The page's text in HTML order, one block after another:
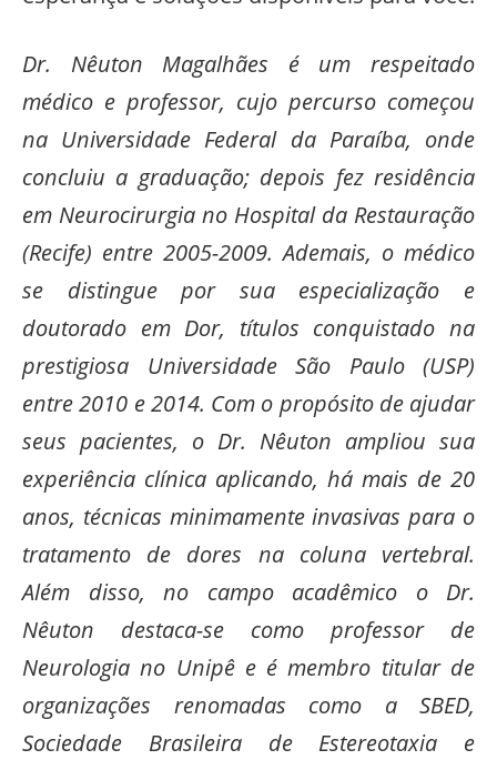
Dr. Nêuton Magalhães é um respeitado
médico e professor, cujo percurso começou
na Universidade Federal da Paraíba, onde
concluiu a graduação; depois fez residência
em Neurocirurgia no Hospital da Restauração
(Recife) entre 2005-2009. Ademais, o médico
se distingue por sua especialização e
doutorado em Dor, títulos conquistado na
prestigiosa Universidade São Paulo (USP)
entre 2010 e 2014. Com o propósito de ajudar
seus pacientes, o Dr. Nêuton ampliou sua
experiência clínica aplicando, há mais de 20
anos, técnicas minimamente invasivas para o
tratamento de dores na coluna vertebral.
Além disso, no campo acadêmico o Dr.
Nêuton destaca-se como professor de
Neurologia no Unipê e é membro titular de
organizações renomadas como a SBED,
Sociedade Brasileira de Estereotaxia e